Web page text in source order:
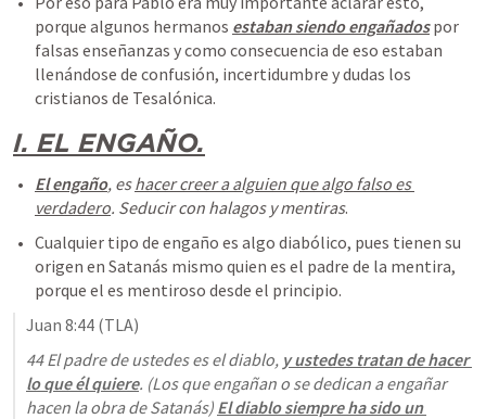
porque algunos hermanos estaban siendo engañados por
falsas enseñanzas y como consecuencia de eso estaban
llenándose de confusión, incertidumbre y dudas los
cristianos de Tesalónica.
I. EL ENGAÑO.
El engaño, es hacer creer a alguien que algo falso es
verdadero. Seducir con halagos y mentiras.
Cualquier tipo de engaño es algo diabólico, pues tienen su
origen en Satanás mismo quien es el padre de la mentira,
porque el es mentiroso desde el principio.
Juan 8:44 (TLA)
44 El padre de ustedes es el diablo, y ustedes tratan de hacer
lo que él quiere. (Los que engañan o se dedican a engañar
hacen la obra de Satanás) El diablo siempre ha sido un